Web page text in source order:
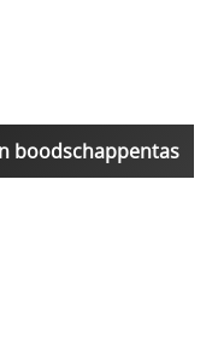
boodschappentas